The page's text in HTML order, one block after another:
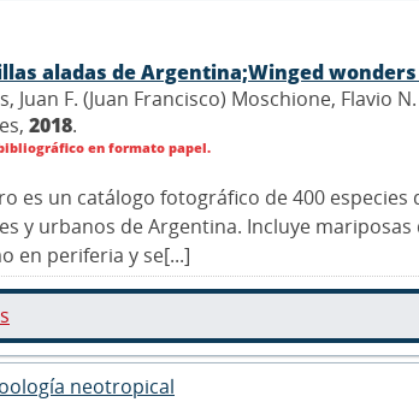
aladas de Argentina;Winged
Juan F. (Juan Francisco) Moschione, Flavio
2018.
en formato papel.
es un catálogo fotográfico de 400
y urbanos de Argentina. Incluye
en periferia y se[...]
neotropical